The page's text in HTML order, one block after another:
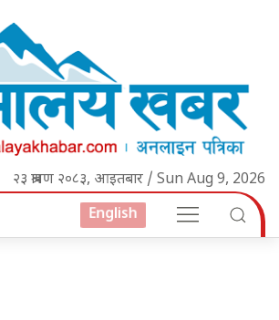
२३ श्रावण २०८३, आइतबार / Sun Aug 9, 2026
English